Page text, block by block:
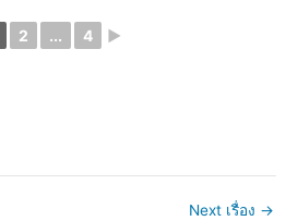
2 ... 4 ►
Next เรื่อง →